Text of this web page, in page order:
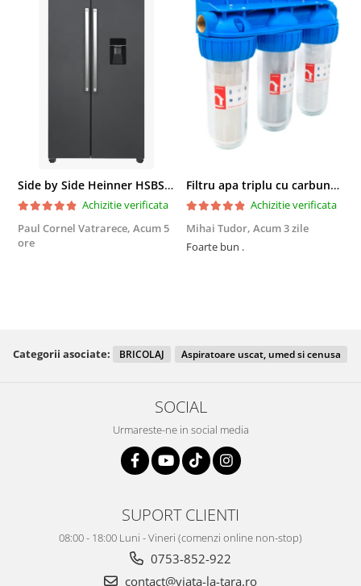
Side by Side Heinner HSBS-HM439NFINVDGWDE++, Total No Frost, Compresor Inverter, Dozator Apa, Display Touch LED, 439 L, Clasa E, Gri Antracit Texturat
Achizitie verificata
Paul Cornel Vatrarece, Acum 5
ore
Filtru apa triplu cu carbune/bumbac/sita 3x3/4"*10
Achizitie verificata
Mihai Tudor, Acum 3 zile
Foarte bun .
Categorii asociate: BRICOLAJ Aspiratoare uscat, umed si cenusa
SOCIAL
Urmareste-ne in social media
SUPORT CLIENTI
08:00 - 18:00 Luni - Vineri (comenzi online non-stop)
0753-852-922
contact@viata-la-tara.ro